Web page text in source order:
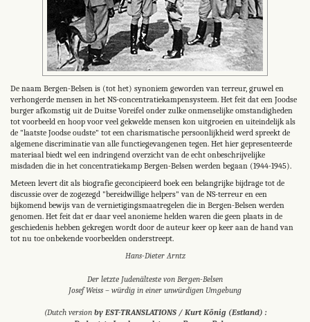
De naam Bergen-Belsen is (tot het) synoniem geworden van terreur, gruwel en
verhongerde mensen in het NS-concentratiekampensysteem. Het feit dat een Joodse
burger afkomstig uit de Duitse Voreifel onder zulke onmenselijke omstandigheden
tot voorbeeld en hoop voor veel gekwelde mensen kon uitgroeien en uiteindelijk als
de "laatste Joodse oudste" tot een charismatische persoonlijkheid werd spreekt de
algemene discriminatie van alle functiegevangenen tegen. Het hier gepresenteerde
materiaal biedt wel een indringend overzicht van de echt onbeschrijvelijke
misdaden die in het concentratiekamp Bergen-Belsen werden begaan (1944-1945).
Meteen levert dit als biografie geconcipieerd boek een belangrijke bijdrage tot de
discussie over de zogezegd "bereidwillige helpers" van de NS-terreur en een
bijkomend bewijs van de vernietigingsmaatregelen die in Bergen-Belsen werden
genomen. Het feit dat er daar veel anonieme helden waren die geen plaats in de
geschiedenis hebben gekregen wordt door de auteur keer op keer aan de hand van
tot nu toe onbekende voorbeelden onderstreept.
Hans-Dieter Arntz
Der letzte Judenälteste von Bergen-Belsen
Josef Weiss – würdig in einer unwürdigen Umgebung
(Dutch version by EST-TRANSLATIONS / Kurt König (Estland) :